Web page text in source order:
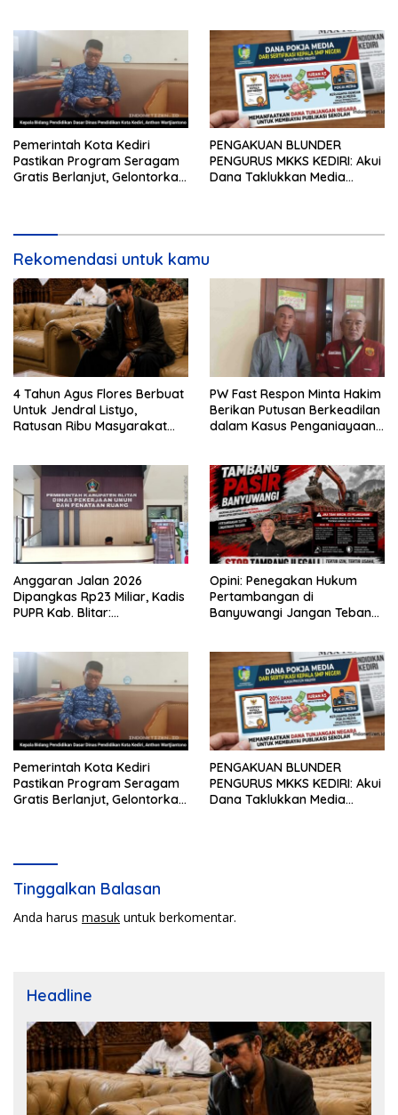
Pemerintah Kota Kediri
Pastikan Program Seragam
Gratis Berlanjut, Gelontorkan
PENGAKUAN BLUNDER
PENGURUS MKKS KEDIRI: Akui
Dana Taklukkan Media
Rekomendasi untuk kamu
4 Tahun Agus Flores Berbuat
Untuk Jendral Listyo,
Ratusan Ribu Masyarakat
PW Fast Respon Minta Hakim
Berikan Putusan Berkeadilan
dalam Kasus Penganiayaan
Anggaran Jalan 2026
Dipangkas Rp23 Miliar, Kadis
PUPR Kab. Blitar:
Opini: Penegakan Hukum
Pertambangan di
Banyuwangi Jangan Tebang
Pemerintah Kota Kediri
Pastikan Program Seragam
Gratis Berlanjut, Gelontorkan
PENGAKUAN BLUNDER
PENGURUS MKKS KEDIRI: Akui
Dana Taklukkan Media
Tinggalkan Balasan
Anda harus masuk untuk berkomentar.
Headline